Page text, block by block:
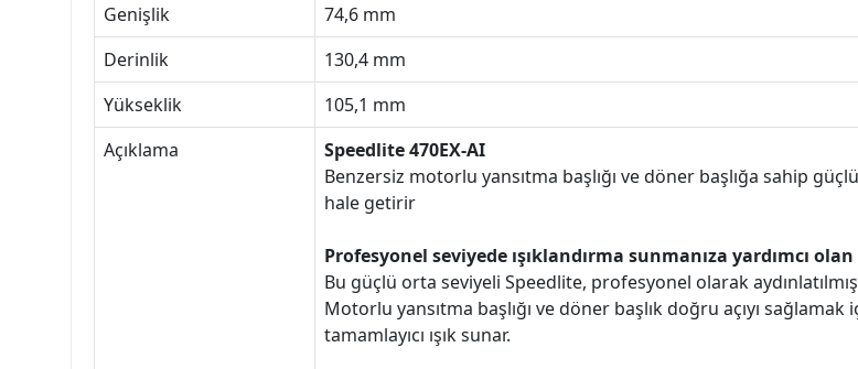
Genişlik
74,6 mm
Derinlik
130,4 mm
Yükseklik
105,1 mm
Açıklama
Speedlite 470EX-AI
Benzersiz motorlu yansıtma başlığı ve döner başlığa sahip
hale getirir
Profesyonel seviyede ışıklandırma sunmanıza yardımcı
Bu güçlü orta seviyeli Speedlite, profesyonel olarak
Motorlu yansıtma başlığı ve döner başlık doğru açıyı
tamamlayıcı ışık sunar.